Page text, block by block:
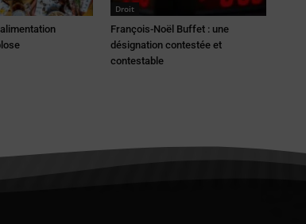
Droit
François-Noël Buffet : une
désignation contestée et
contestable